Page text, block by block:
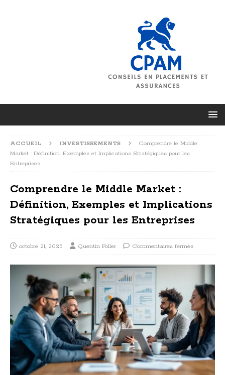
ACCUEIL INVESTISSEMENTS
Comprendre le Middle
Market : Définition, Exemples et Implications Stratégiques pour les
Entreprises
Comprendre le Middle Market :
Définition, Exemples et Implications
Stratégiques pour les Entreprises
octobre 21, 2025 Quentin Foller Commentaires fermés